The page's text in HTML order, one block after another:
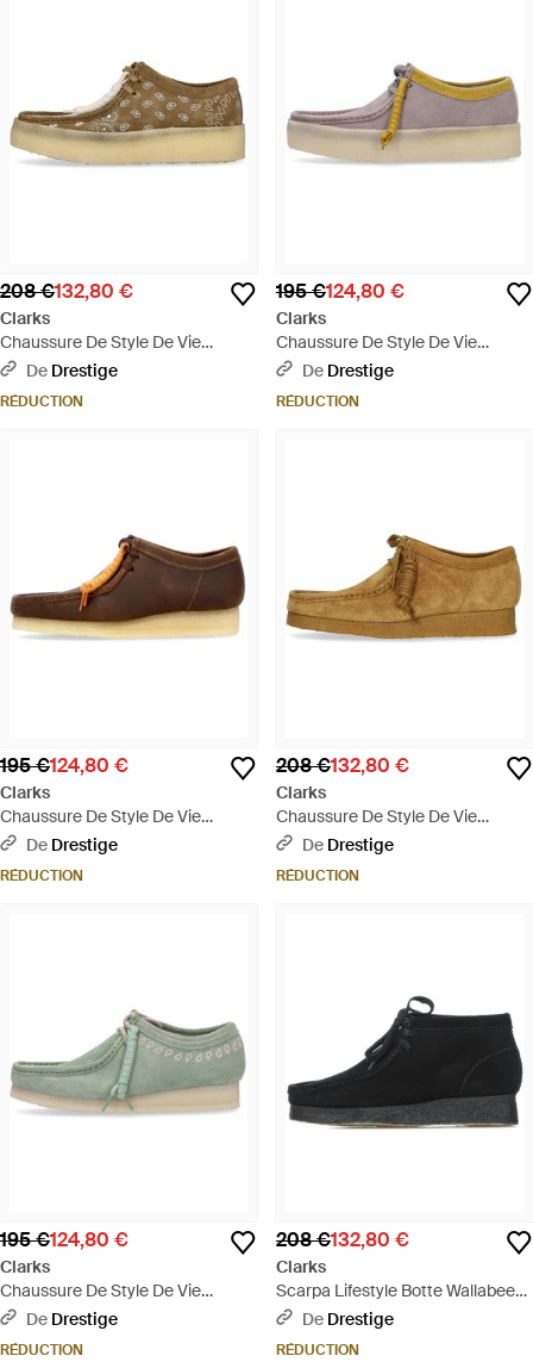
208 €132,80 €
Clarks
Chaussure De Style De Vie
Wallabee Cup A Imprime Fonce
Pour Hommes - Multicolore
De Drestige
RÉDUCTION
195 €124,80 €
Clarks
Chaussure De Style De Vie
Wallabee Cup Pour Hommes -
Multicolore
De Drestige
RÉDUCTION
195 €124,80 €
Clarks
Chaussure De Style De Vie
Wallabee Pour Hommes - Marron
De Drestige
RÉDUCTION
208 €132,80 €
Clarks
Chaussure De Style De Vie
Wallabee Pour Hommes - Marron
De Drestige
RÉDUCTION
195 €124,80 €
Clarks
Chaussure De Style De Vie
Wallabee Verte Pour Hommes -
Vert
De Drestige
RÉDUCTION
208 €132,80 €
Clarks
Scarpa Lifestyle Botte Wallabee
Pour Hommes En Daim Noir -
Noir
De Drestige
RÉDUCTION